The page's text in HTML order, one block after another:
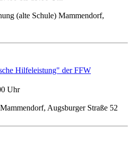
(alte Schule) Mammendorf,
Hilfeleistung" der FFW
Uhr
Augsburger Straße 52